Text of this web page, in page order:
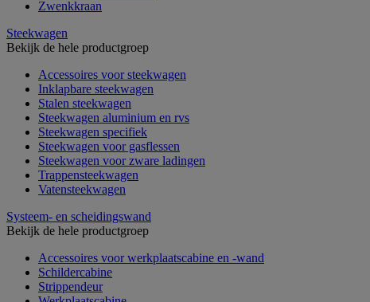
Zwenkkraan
Steekwagen
Bekijk de hele productgroep
Accessoires voor steekwagen
Inklapbare steekwagen
Stalen steekwagen
Steekwagen aluminium en rvs
Steekwagen specifiek
Steekwagen voor gasflessen
Steekwagen voor zware ladingen
Trappensteekwagen
Vatensteekwagen
Systeem- en scheidingswand
Bekijk de hele productgroep
Accessoires voor werkplaatscabine en -wand
Schildercabine
Strippendeur